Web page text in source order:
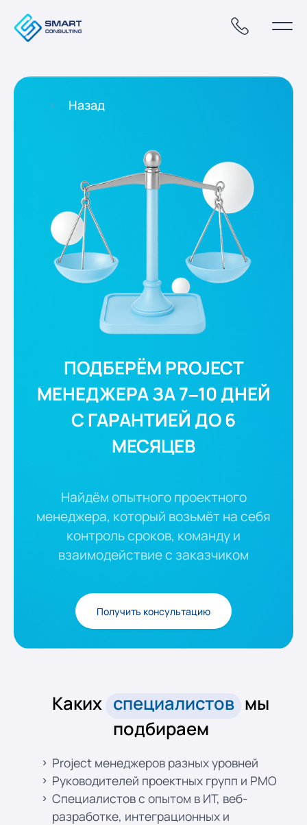
Назад
ПОДБЕРЁМ PROJECT
МЕНЕДЖЕРА ЗА 7–10 ДНЕЙ
С ГАРАНТИЕЙ ДО 6
МЕСЯЦЕВ
Найдём опытного проектного
менеджера, который возьмёт на себя
контроль сроков, команду и
взаимодействие с заказчиком
Получить консультацию
Каких специалистов мы
подбираем
Project менеджеров разных уровней
Руководителей проектных групп и PMO
Специалистов с опытом в ИТ, веб-
разработке, интеграционных и